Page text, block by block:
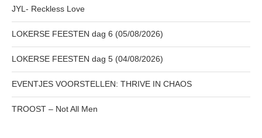
JYL- Reckless Love
LOKERSE FEESTEN dag 6 (05/08/2026)
LOKERSE FEESTEN dag 5 (04/08/2026)
EVENTJES VOORSTELLEN: THRIVE IN CHAOS
TROOST – Not All Men